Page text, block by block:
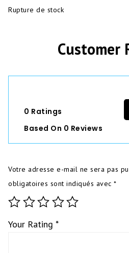
Rupture de stock
0 Ratings
Based On 0 Reviews
Votre adresse e-mail ne sera pas
obligatoires sont indiqués avec *
Your Rating *